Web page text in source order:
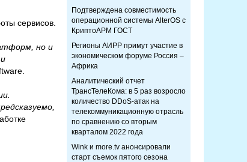
сервисов.
но и
Подтверждена совместимость
операционной системы AlterOS с
КриптоАРМ ГОСТ
Регионы АИРР примут участие в
экономическом форуме Россия –
Африка
Аналитический отчет
ТрансТелеКома: в 5 раз возросло
количество DDoS-атак на
телекоммуникационную отрасль
по сравнению со вторым
кварталом 2022 года
Wink и more.tv анонсировали
старт съемок пятого сезона